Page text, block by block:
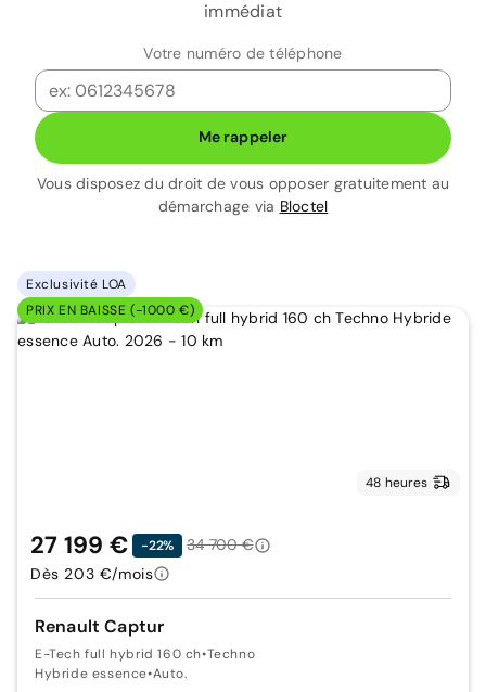
immédiat
Votre numéro de téléphone
Me rappeler
Vous disposez du droit de vous opposer gratuitement au
démarchage via Bloctel
Exclusivité LOA
PRIX EN BAISSE (-1000 €)
48 heures
Renault Captur
E-Tech full hybrid 160 ch•Techno
Hybride essence•Auto.
27 199 € -22%
34 700 €
Dès 203 €/mois